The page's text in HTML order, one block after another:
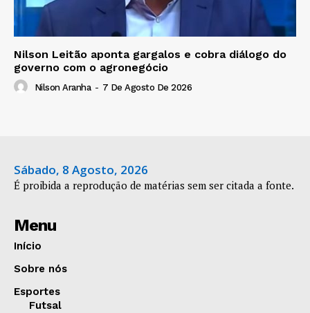
Nilson Leitão aponta gargalos e cobra diálogo do
governo com o agronegócio
Nilson Aranha - 7 De Agosto De 2026
Sábado, 8 Agosto, 2026
É proibida a reprodução de matérias sem ser citada a fonte.
Menu
Início
Sobre nós
Esportes
Futsal